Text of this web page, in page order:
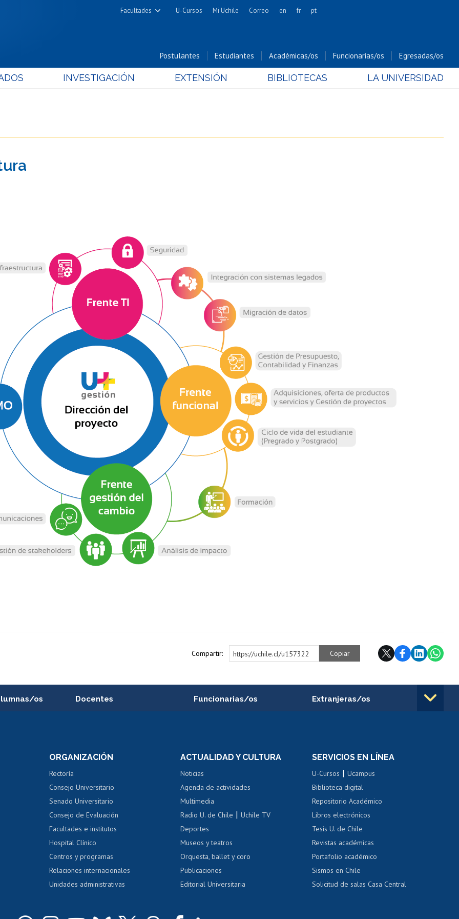
Facultades
Cs. Físicas y Matemáticas
Cs. Forestales y Conservación
Cs. Químicas y Farmacéuticas
Cs. Sociales
U-Cursos Mi Uchile Correo en fr pt
Postulantes Estudiantes Académicas/os Funcionarias/os Egresadas/os
INVESTIGACIÓN EXTENSIÓN BIBLIOTECAS LA UNIVERSIDAD
Compartir: https://uchile.cl/u157322 Copiar
os
alumnos
exalumnos
Docentes
Perfeccionamiento
Evaluación docente
Calificación académica
Postulación al AUCAI
Funcionarias/os
Portal de movilidad interna
Certificado de renta
Certificado de renta
Extranjeras/os
Cursos de español
tecnológica Tarjeta TUI Acoso laboral, sexual y violencia Denuncias administrativas
ORGANIZACIÓN
Rectoría
Consejo Universitario
Senado Universitario
Consejo de Evaluación
Facultades e institutos
Hospital Clínico
Centros y programas
Relaciones internacionales
Unidades administrativas
ACTUALIDAD Y CULTURA
Noticias
Agenda de actividades
Multimedia
Radio U. de Chile |Uchile TV
Deportes
Museos y teatros
Orquesta, ballet y coro
Publicaciones
Editorial Universitaria
SERVICIOS EN LÍNEA
U-Cursos |Ucampus
Biblioteca digital
Repositorio Académico
Libros electrónicos
Tesis U. de Chile
Revistas académicas
Portafolio académico
Sismos en Chile
Solicitud de salas Casa Central